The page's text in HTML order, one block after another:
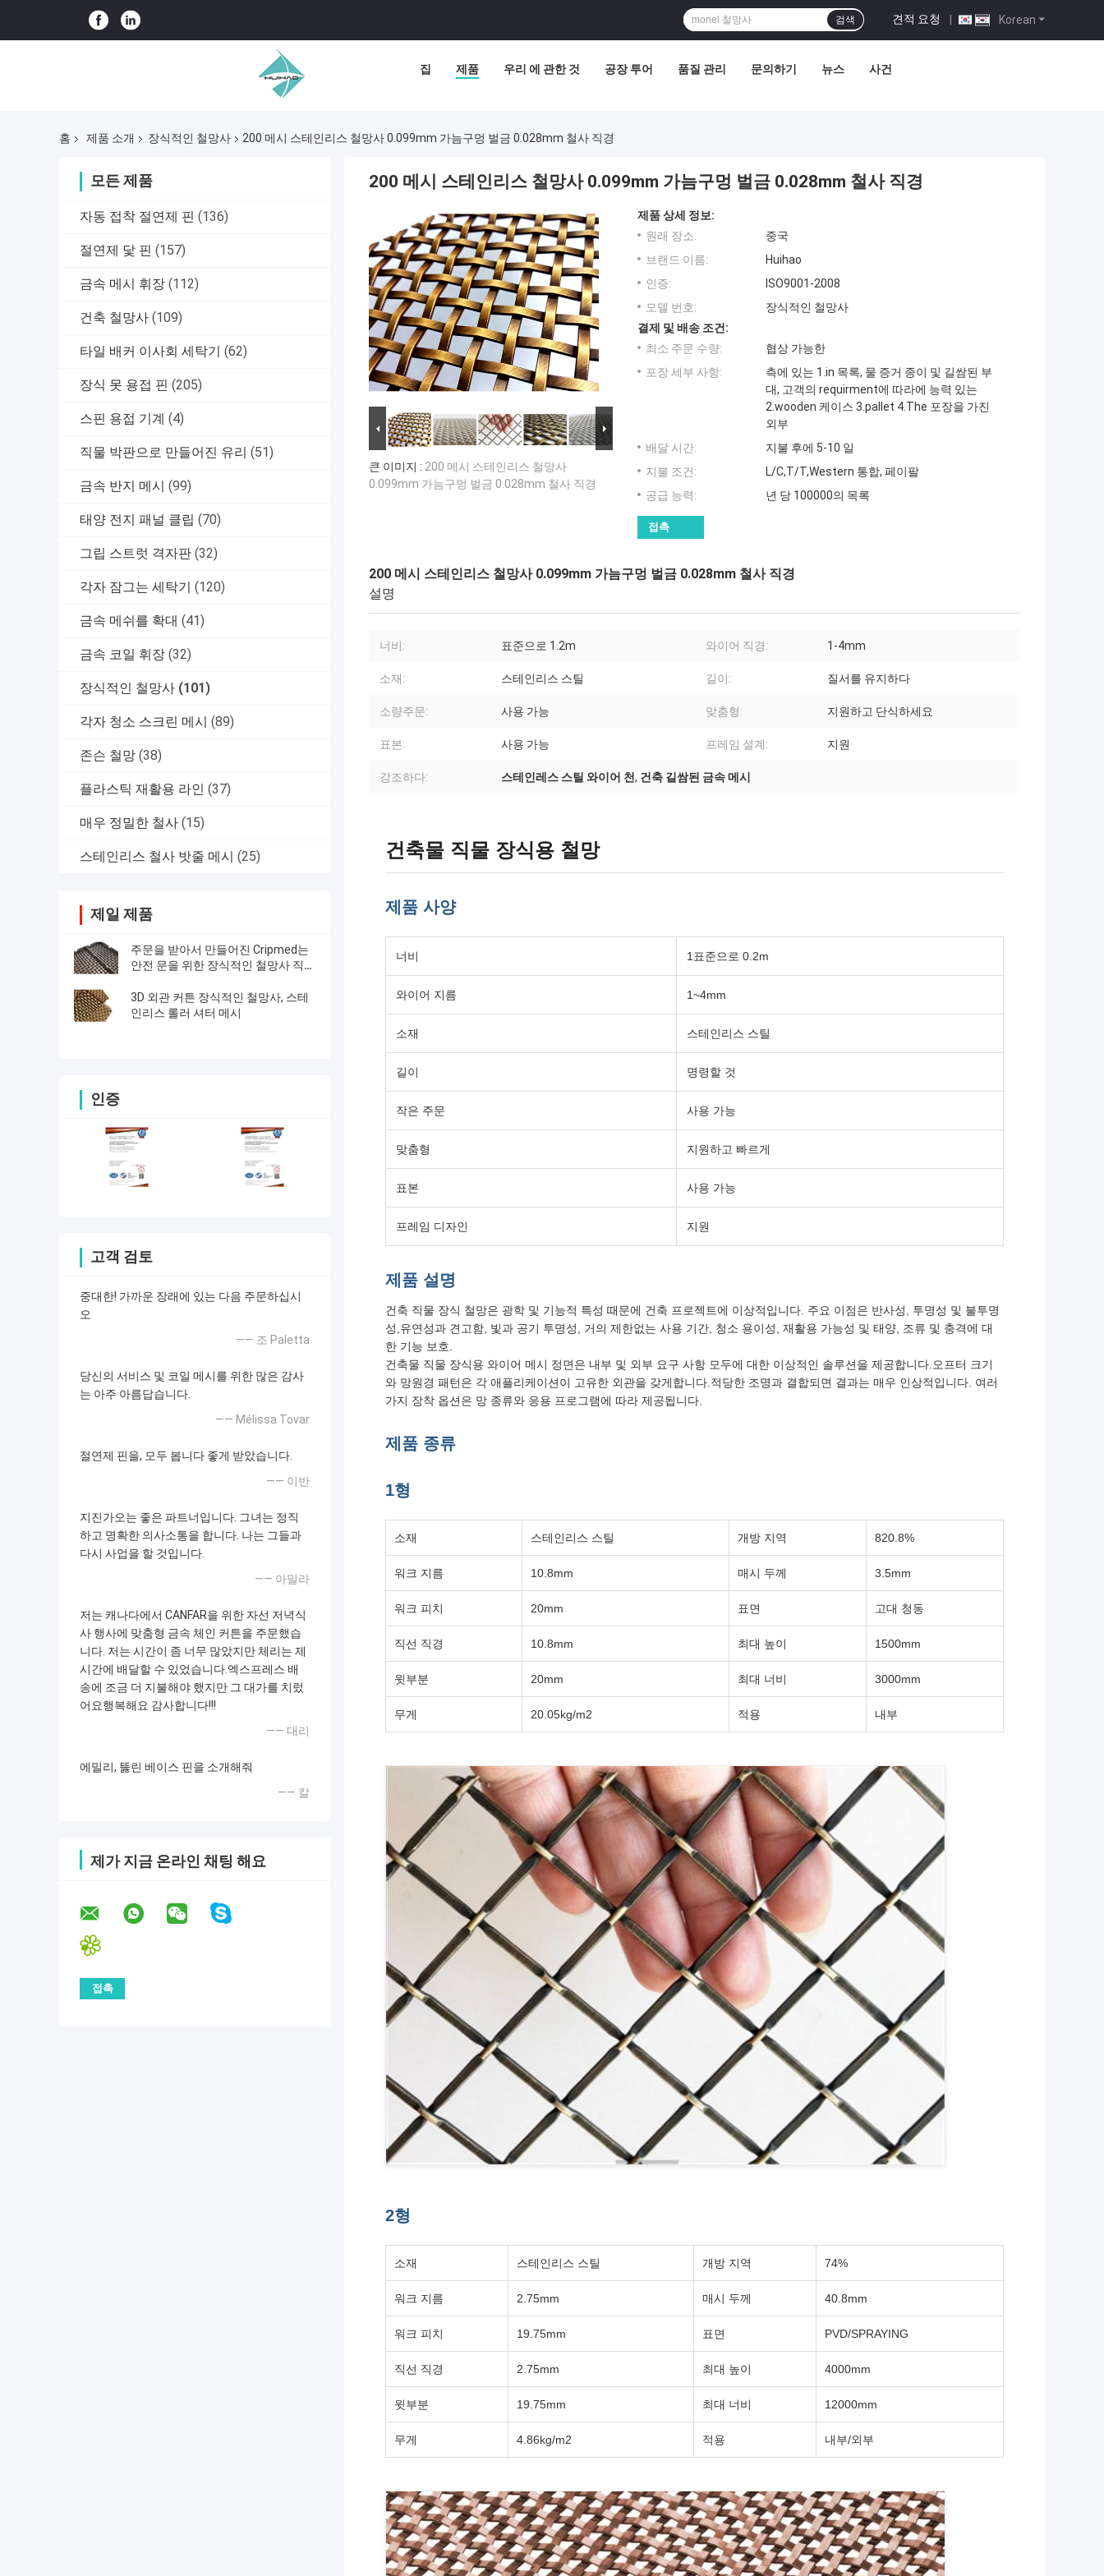
Korean
견적 요청 |
검색
집 제품 우리 에 관한 것 공장 투어 품질 관리 문의하기 뉴스 사건
홈 제품 소개 장식적인 철망사 200 메시 스테인리스 철망사 0.099mm 가늠구멍 벌금 0.028mm 철사 직경
모든 제품
자동 접착 절연제 핀 (136)
절연제 닻 핀 (157)
금속 메시 휘장 (112)
건축 철망사 (109)
타일 배커 이사회 세탁기 (62)
장식 못 용접 핀 (205)
스핀 용접 기계 (4)
직물 박판으로 만들어진 유리 (51)
금속 반지 메시 (99)
태양 전지 패널 클립 (70)
그립 스트럿 격자판 (32)
각자 잠그는 세탁기 (120)
금속 메쉬를 확대 (41)
금속 코일 휘장 (32)
장식적인 철망사 (101)
각자 청소 스크린 메시 (89)
존슨 철망 (38)
플라스틱 재활용 라인 (37)
매우 정밀한 철사 (15)
스테인리스 철사 밧줄 메시 (25)
제일 제품
주문을 받아서 만들어진 Cripmed는
안전 문을 위한 장식적인 철망사 직물
3D 외관 커튼 장식적인 철망사, 스테
인리스 롤러 셔터 메시
인증
고객 검토
중대한! 가까운 장래에 있는 다음 주문하십시
오
—— 조 Paletta
당신의 서비스 및 코일 메시를 위한 많은 감사
는 아주 아름답습니다.
—— Mélissa Tovar
절연제 핀을, 모두 봅니다 좋게 받았습니다.
—— 이반
지진가오는 좋은 파트너입니다. 그녀는 정직
하고 명확한 의사소통을 합니다. 나는 그들과
다시 사업을 할 것입니다.
—— 아밀라
저는 캐나다에서 CANFAR을 위한 자선 저녁식
사 행사에 맞춤형 금속 체인 커튼을 주문했습
니다. 저는 시간이 좀 너무 많았지만 체리는 제
시간에 배달할 수 있었습니다.엑스프레스 배
송에 조금 더 지불해야 했지만 그 대가를 치렀
어요행복해요 감사합니다!!!
—— 대리
에밀리, 뚫린 베이스 핀을 소개해줘
—— 칼
제가 지금 온라인 채팅 해요
200 메시 스테인리스 철망사 0.099mm 가늠구멍 벌금 0.028mm 철사 직경
큰 이미지 : 200 메시 스테인리스 철망사
0.099mm 가늠구멍 벌금 0.028mm 철사 직경
제품 상세 정보:
원래 장소:
중국
브랜드 이름:
Huihao
인증:
ISO9001-2008
모델 번호:
장식적인 철망사
결제 및 배송 조건:
최소 주문 수량:
협상 가능한
포장 세부 사항:
측에 있는 1.in 목록, 물 증거 종이 및 길쌈된 부
대, 고객의 requirment에 따라에 능력 있는
2.wooden 케이스 3.pallet 4.The 포장을 가진
외부
배달 시간:
지불 후에 5-10 일
지불 조건:
L/C,T/T,Western 통합, 페이팔
공급 능력:
년 당 100000의 목록
접촉
200 메시 스테인리스 철망사 0.099mm 가늠구멍 벌금 0.028mm 철사 직경
설명
너비: 표준으로 1.2m 와이어 직경: 1-4mm
소재: 스테인리스 스틸 길이: 질서를 유지하다
소량주문: 사용 가능 맞춤형: 지원하고 단식하세요
표본: 사용 가능 프레임 설계: 지원
강조하다: 스테인레스 스틸 와이어 천, 건축 길쌈된 금속 메시
건축물 직물 장식용 철망
제품 사양
너비 1표준으로 0.2m
와이어 지름 1~4mm
소재 스테인리스 스틸
길이 명령할 것
작은 주문 사용 가능
맞춤형 지원하고 빠르게
표본 사용 가능
프레임 디자인 지원
제품 설명
건축 직물 장식 철망은 광학 및 기능적 특성 때문에 건축 프로젝트에 이상적입니다. 주요 이점은 반사성, 투명성 및 불투명
성,유연성과 견고함, 빛과 공기 투명성, 거의 제한없는 사용 기간, 청소 용이성, 재활용 가능성 및 태양, 조류 및 충격에 대
한 기능 보호.
건축물 직물 장식용 와이어 메시 정면은 내부 및 외부 요구 사항 모두에 대한 이상적인 솔루션을 제공합니다.오프터 크기
와 망원경 패턴은 각 애플리케이션이 고유한 외관을 갖게합니다.적당한 조명과 결합되면 결과는 매우 인상적입니다. 여러
가지 장착 옵션은 망 종류와 응용 프로그램에 따라 제공됩니다.
제품 종류
1형
소재 스테인리스 스틸 개방 지역 820.8%
워크 지름 10.8mm 매시 두께 3.5mm
워크 피치 20mm 표면 고대 청동
직선 직경 10.8mm 최대 높이 1500mm
윗부분 20mm 최대 너비 3000mm
무게 20.05kg/m2 적용 내부
2형
소재 스테인리스 스틸 개방 지역 74%
워크 지름 2.75mm 매시 두께 40.8mm
워크 피치 19.75mm 표면 PVD/SPRAYING
직선 직경 2.75mm 최대 높이 4000mm
윗부분 19.75mm 최대 너비 12000mm
무게 4.86kg/m2 적용 내부/외부